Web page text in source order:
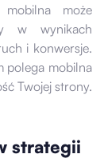
mobilna może
w wynikach
i konwersje.
polega mobilna
Twojej strony.
strategii